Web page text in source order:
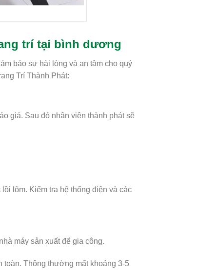
trí tại bình dương
bảo sự hài lòng và an tâm cho quý
Trí Thành Phát:
giá. Sau đó nhân viên thành phát sẽ
lõm. Kiểm tra hệ thống điện và các
máy sản xuất để gia công.
Thông thường mất khoảng 3-5